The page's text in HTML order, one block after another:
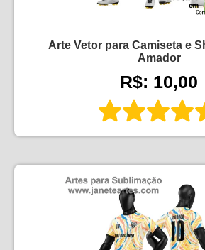
Arte Vetor para Camiseta e
Amador
R$: 10,00